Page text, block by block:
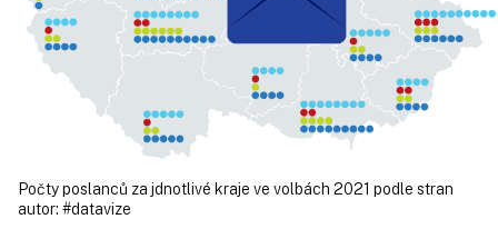
Počty poslanců za jdnotlivé kraje ve volbách 2021 podle stran
autor: #datavize